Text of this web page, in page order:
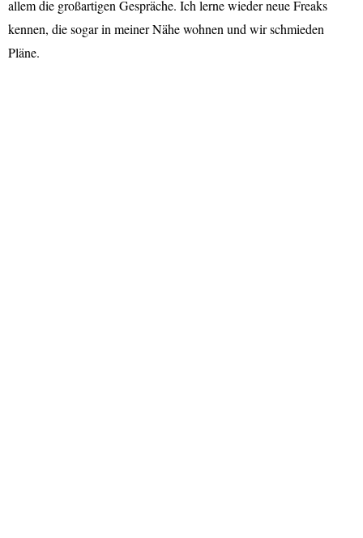
allem die großartigen Gespräche. Ich lerne wieder neue Freaks
kennen, die sogar in meiner Nähe wohnen und wir schmieden
Pläne.